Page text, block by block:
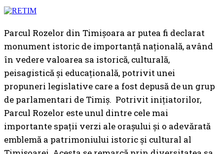
Parcul Rozelor din Timișoara ar putea fi declarat
monument istoric de importanță națională, având
în vedere valoarea sa istorică, culturală,
peisagistică și educațională, potrivit unei
propuneri legislative care a fost depusă de un grup
de parlamentari de Timiș. Potrivit inițiatorilor,
Parcul Rozelor este unul dintre cele mai
importante spații verzi ale orașului și o adevărată
emblemă a patrimoniului istoric și cultural al